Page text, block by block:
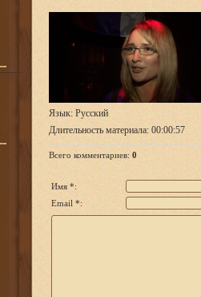
Язык: Русский
Длительность материала: 00:00:57
Всего комментариев: 0
Имя *:
Email *: